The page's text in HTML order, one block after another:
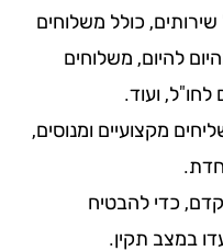
כולל משלוחים
משלוחים
ועוד.
מקצועיים ומנוסים,
להבטיח
תקין.